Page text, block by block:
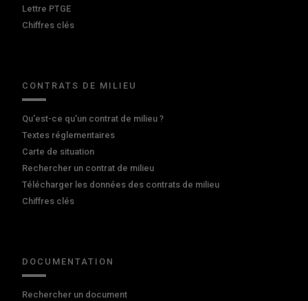
Lettre PTGE
Chiffres clés
CONTRATS DE MILIEU
Qu'est-ce qu'un contrat de milieu ?
Textes réglementaires
Carte de situation
Rechercher un contrat de milieu
Télécharger les données des contrats de milieu
Chiffres clés
DOCUMENTATION
Rechercher un document